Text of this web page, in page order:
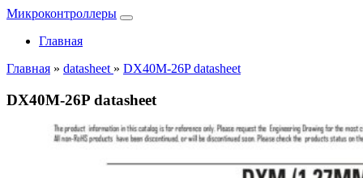
Микроконтроллеры
Главная
Главная » datasheet » DX40M-26P datasheet
DX40M-26P datasheet